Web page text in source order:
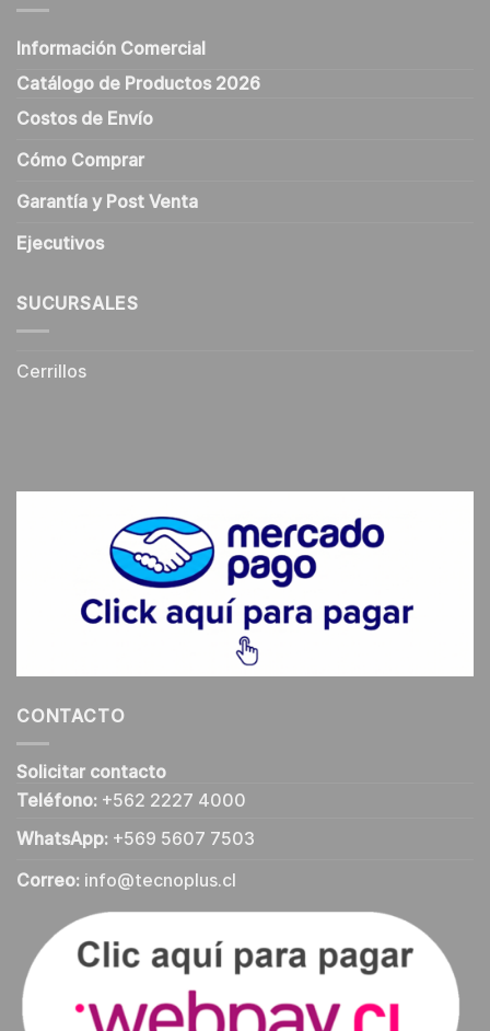
Información Comercial
Catálogo de Productos 2026
Costos de Envío
Cómo Comprar
Garantía y Post Venta
Ejecutivos
SUCURSALES
Cerrillos
CONTACTO
Solicitar contacto
Teléfono: +562 2227 4000
WhatsApp: +569 5607 7503
Correo: info@tecnoplus.cl